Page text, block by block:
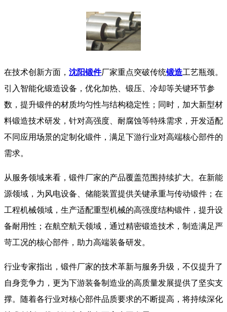
​ 在技术创新方面， 沈阳锻件厂家重点突破传统锻造工艺瓶颈。
引入智能化锻造设备，优化加热、锻压、冷却等关键环节参
数，提升锻件的材质均匀性与结构稳定性；同时，加大新型材
料锻造技术研发，针对高强度、耐腐蚀等特殊需求，开发适配
不同应用场景的定制化锻件，满足下游行业对高端核心部件的
需求。
​ 从服务领域来看，锻件厂家的产品覆盖范围持续扩大。在新能
源领域，为风电设备、储能装置提供关键承重与传动锻件；在
工程机械领域，生产适配重型机械的高强度结构锻件，提升设
备耐用性；在航空航天领域，通过精密锻造技术，制造满足严
苛工况的核心部件，助力高端装备研发。
​ 行业专家指出，锻件厂家的技术革新与服务升级，不仅提升了
自身竞争力，更为下游装备制造业的高质量发展提供了坚实支
撑。随着各行业对核心部件品质要求的不断提高，将持续深化